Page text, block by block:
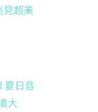
見超美
夏日音
大